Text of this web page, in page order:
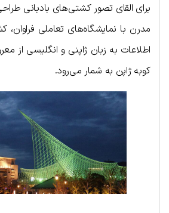
برای القای تصور کشتی‌های بادبانی
مدرن با نمایشگاه‌های تعاملی فراوان،
اطلاعات به زبان ژاپنی و انگلیسی از
کوبه ژاپن به شمار می‌رود.